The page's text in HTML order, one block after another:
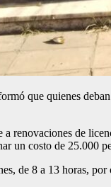
que quienes
renovaciones de
un costo de 25.000
de 8 a 13 horas,